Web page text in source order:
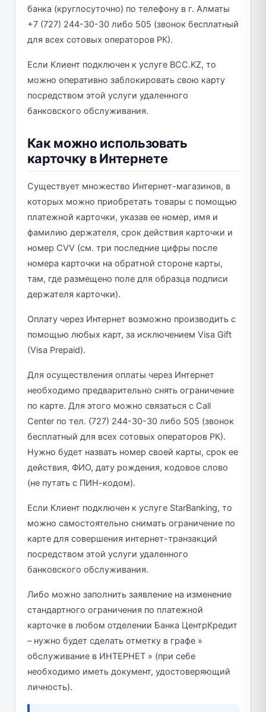
банка (круглосуточно) по телефону в г. Алматы
+7 (727) 244-30-30 либо 505 (звонок бесплатный
для всех сотовых операторов РК).
Если Клиент подключен к услуге BCC.KZ, то
можно оперативно заблокировать свою карту
посредством этой услуги удаленного
банковского обслуживания.
Как можно использовать
карточку в Интернете
Существует множество Интернет-магазинов, в
которых можно приобретать товары с помощью
платежной карточки, указав ее номер, имя и
фамилию держателя, срок действия карточки и
номер CVV (см. три последние цифры после
номера карточки на обратной стороне карты,
там, где размещено поле для образца подписи
держателя карточки).
Оплату через Интернет возможно производить с
помощью любых карт, за исключением Visa Gift
(Visa Prepaid).
Для осуществления оплаты через Интернет
необходимо предварительно снять ограничение
по карте. Для этого можно связаться с Call
Center по тел. (727) 244-30-30 либо 505 (звонок
бесплатный для всех сотовых операторов РК).
Нужно будет назвать номер своей карты, срок ее
действия, ФИО, дату рождения, кодовое слово
(не путать с ПИН-кодом).
Если Клиент подключен к услуге StarBanking, то
можно самостоятельно снимать ограничение по
карте для совершения интернет-транзакций
посредством этой услуги удаленного
банковского обслуживания.
Либо можно заполнить заявление на изменение
стандартного ограничения по платежной
карточке в любом отделении Банка ЦентрКредит
– нужно будет сделать отметку в графе »
обслуживание в ИНТЕРНЕТ » (при себе
необходимо иметь документ, удостоверяющий
личность).